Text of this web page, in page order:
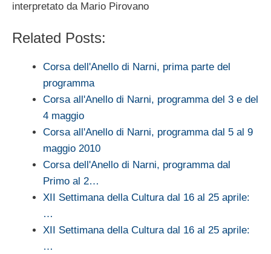
interpretato da Mario Pirovano
Related Posts:
Corsa dell'Anello di Narni, prima parte del
programma
Corsa all'Anello di Narni, programma del 3 e del
4 maggio
Corsa all'Anello di Narni, programma dal 5 al 9
maggio 2010
Corsa dell'Anello di Narni, programma dal
Primo al 2…
XII Settimana della Cultura dal 16 al 25 aprile:
…
XII Settimana della Cultura dal 16 al 25 aprile:
…